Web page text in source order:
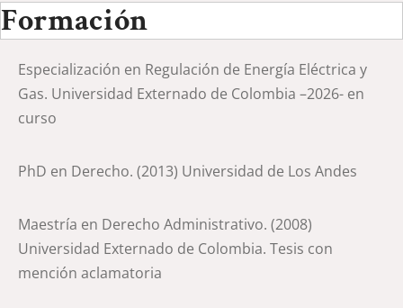
Formación
Especialización en Regulación de Energía Eléctrica y
Gas. Universidad Externado de Colombia –2026- en
curso
PhD en Derecho. (2013) Universidad de Los Andes
Maestría en Derecho Administrativo. (2008)
Universidad Externado de Colombia. Tesis con
mención aclamatoria